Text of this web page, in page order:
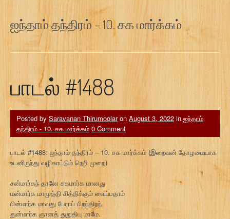
ஐந்தாம் தந்திரம் – 10. சக மார்க்கம்
பாடல் #1488
Posted by Saravanan Thirumoolaron August 3, 2022 in ஐந்தாம்
தந்திரம் - 10. சக மார்க்கம் 0 Comment
பாடல் #1488: ஐந்தாம் தந்திரம் – 10. சக மார்க்கம் (இறைவன் தோழமையாக
உடனிருந்து வழிகாட்டும் நெறி முறை)
சன்மார்கந் தானே சகமார்க மானது
மன்மார்க மாமுத்தி சித்திக்கும் வைப்பதாம்
பின்மார்க மாவது பேராப் பிறந்திறந்
துன்மார்க ஞானத் துறுதியு மாமே.